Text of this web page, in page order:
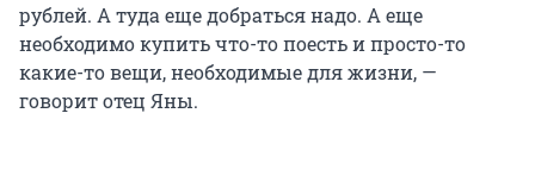
рублей. А туда еще добраться надо. А еще
необходимо купить что-то поесть и просто-то
какие-то вещи, необходимые для жизни, —
говорит отец Яны.